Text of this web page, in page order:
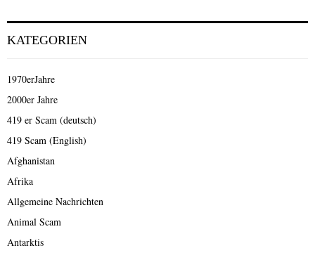
KATEGORIEN
1970erJahre
2000er Jahre
419 er Scam (deutsch)
419 Scam (English)
Afghanistan
Afrika
Allgemeine Nachrichten
Animal Scam
Antarktis